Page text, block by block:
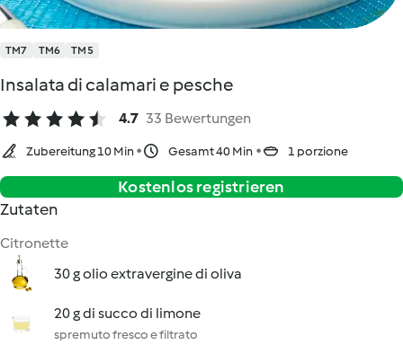
TM7 TM6 TM5
Insalata di calamari e pesche
4.7 33 Bewertungen
Zubereitung 10 Min Gesamt 40 Min 1 porzione
Kostenlos registrieren
Zutaten
Citronette
30 g olio extravergine di oliva
20 g di succo di limone
spremuto fresco e filtrato